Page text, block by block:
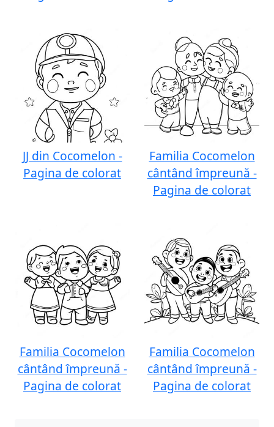
JJ din Cocomelon -
Pagina de colorat
Familia Cocomelon
cântând împreună -
Pagina de colorat
Familia Cocomelon
cântând împreună -
Pagina de colorat
Familia Cocomelon
cântând împreună -
Pagina de colorat